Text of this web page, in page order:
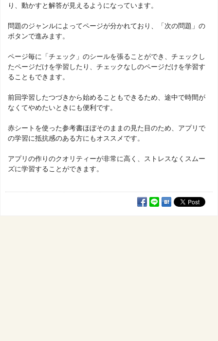
り、動かすと解答が見えるようになっています。
問題のジャンルによってページが分かれており、「次の問題」の
ボタンで進みます。
ページ毎に「チェック」のシールを張ることができ、チェックし
たページだけを学習したり、チェックなしのページだけを学習す
ることもできます。
前回学習したつづきから始めることもできるため、途中で時間が
なくてやめたいときにも便利です。
赤シートを使った参考書ほぼそのままの見た目のため、アプリで
の学習に抵抗感のある方にもオススメです。
アプリの作りのクオリティーが非常に高く、ストレスなくスムー
ズに学習することができます。